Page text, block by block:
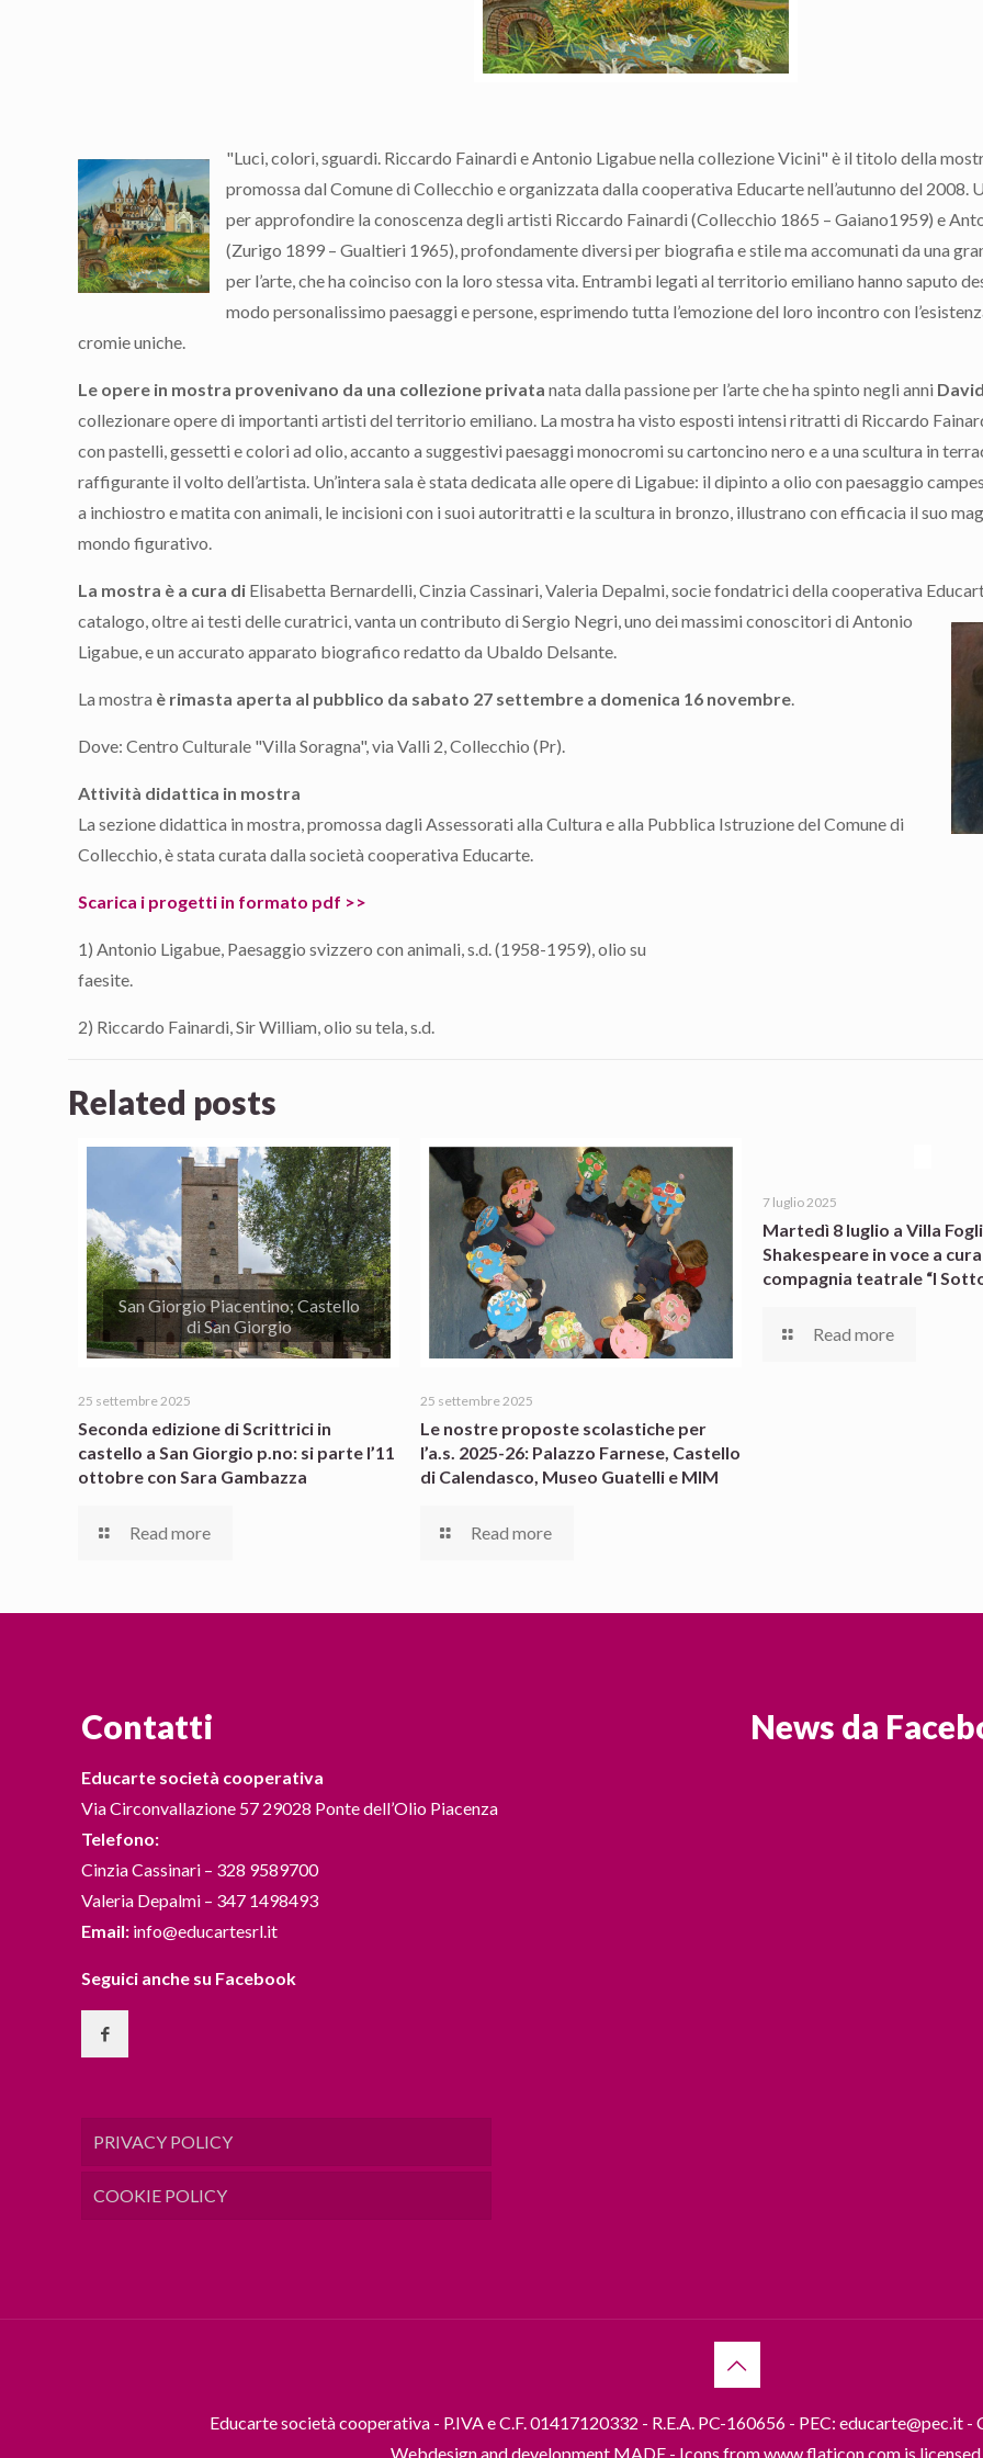
"Luci, colori, sguardi. Riccardo Fainardi e Antonio Ligabue nella collezione Vicini" è il titolo della
promossa dal Comune di Collecchio e organizzata dalla cooperativa Educarte nell’autunno del 2008.
per approfondire la conoscenza degli artisti Riccardo Fainardi (Collecchio 1865 – Gaiano1959) e
(Zurigo 1899 – Gualtieri 1965), profondamente diversi per biografia e stile ma accomunati da una
per l’arte, che ha coinciso con la loro stessa vita. Entrambi legati al territorio emiliano hanno saputo
modo personalissimo paesaggi e persone, esprimendo tutta l’emozione del loro incontro con
cromie uniche.
Le opere in mostra provenivano da una collezione privatanata dalla passione per l’arte che ha spinto negli anni
collezionare opere di importanti artisti del territorio emiliano. La mostra ha visto esposti intensi ritratti di Riccardo
con pastelli, gessetti e colori ad olio, accanto a suggestivi paesaggi monocromi su cartoncino nero e a una scultura in
raffigurante il volto dell’artista. Un’intera sala è stata dedicata alle opere di Ligabue: il dipinto a olio con paesaggio
a inchiostro e matita con animali, le incisioni con i suoi autoritratti e la scultura in bronzo, illustrano con efficacia il suo
mondo figurativo.
La mostra è a cura di Elisabetta Bernardelli, Cinzia Cassinari, Valeria Depalmi, socie fondatrici della cooperativa
catalogo, oltre ai testi delle curatrici, vanta un contributo di Sergio Negri, uno dei massimi conoscitori di Antonio
Ligabue, e un accurato apparato biografico redatto da Ubaldo Delsante.
La mostra è rimasta aperta al pubblico da sabato 27 settembre a domenica 16 novembre.
Dove: Centro Culturale "Villa Soragna", via Valli 2, Collecchio (Pr).
Attività didattica in mostra
La sezione didattica in mostra, promossa dagli Assessorati alla Cultura e alla Pubblica Istruzione del Comune di
Collecchio, è stata curata dalla società cooperativa Educarte.
Scarica i progetti in formato pdf >>
1) Antonio Ligabue, Paesaggio svizzero con animali, s.d. (1958-1959), olio su
faesite.
2) Riccardo Fainardi, Sir William, olio su tela, s.d.
Related posts
San Giorgio Piacentino; Castello
di San Giorgio
25 settembre 2025
Seconda edizione di Scrittrici in
castello a San Giorgio p.no: si parte l’11
ottobre con Sara Gambazza
Read more
25 settembre 2025
Le nostre proposte scolastiche per
l’a.s. 2025-26: Palazzo Farnese, Castello
di Calendasco, Museo Guatelli e MIM
Read more
7 luglio 2025
Martedì 8 luglio a Villa
Shakespeare in voce a
compagnia teatrale “I
Read more
Contatti
Educarte società cooperativa
Via Circonvallazione 57 29028 Ponte dell’Olio Piacenza
Telefono:
Cinzia Cassinari – 328 9589700
Valeria Depalmi – 347 1498493
Email: info@educartesrl.it
Seguici anche su Facebook
PRIVACY POLICY
COOKIE POLICY
News da
Educarte società cooperativa - P.IVA e C.F. 01417120332 - R.E.A. PC-160656 - PEC: educarte@pec.it
Webdesign and development MADE- Icons fromwww.flaticon.comis